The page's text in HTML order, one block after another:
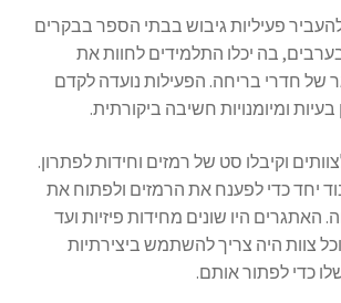
– מלך חדש לקמלוט
– חטיפה על ידי חייזרים
פעיליות גיבוש בבתי הספר בבקרים
בה יכלו התלמידים לחוות את
של חדרי בריחה. הפעילות נועדה לקדם
ומיומנויות חשיבה ביקורתית.
וקיבלו סט של רמזים וחידות לפתרון.
יחד כדי לפענח את הרמזים ולפתוח את
האתגרים היו שונים מחידות פיזיות ועד
צוות היה צריך להשתמש ביצירתיות
כדי לפתור אותם.